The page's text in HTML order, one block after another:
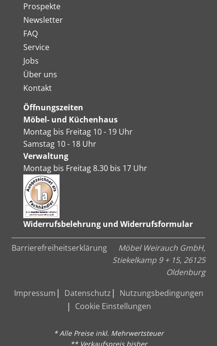
Prospekte
Newsletter
FAQ
Service
Jobs
Über uns
Kontakt
Öffnungszeiten
Möbel- und Küchenhaus
Montag bis Freitag 10 - 19 Uhr
Samstag 10 - 18 Uhr
Verwaltung
Montag bis Freitag 8.30 bis 17 Uhr
Widerrufsbelehrung und Widerrufsformular
Barrierefreiheitserklärung
Möbel Weirauch GmbH,
Stiekelkamp 9 + 15, 26125
Oldenburg
Impressum
Datenschutz
Nutzungsbedingungen
Cookie Einstellungen
* Alle Preise inkl. Mehrwertsteuer
** Verkaufspreis bisher